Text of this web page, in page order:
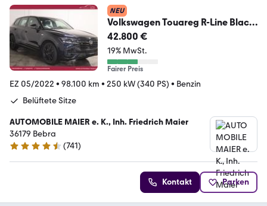
NEU
Volkswagen Touareg R-Line Black
4M-360°-VIRT-LUFT-IQ-HUD-
42.800 €
19% MwSt.
Fairer Preis
EZ 05/2022 • 98.100 km • 250 kW (340 PS) • Benzin
Belüftete Sitze
AUTOMOBILE MAIER e. K., Inh. Friedrich Maier
36179 Bebra
4.6 Sterne
(741)
Kontakt Parken